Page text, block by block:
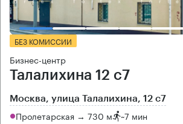
БЕЗ КОМИССИИ
Бизнес-центр
Талалихина 12 с7
Москва, улица Талалихина, 12 с7
Пролетарская → 730 м ~7 мин